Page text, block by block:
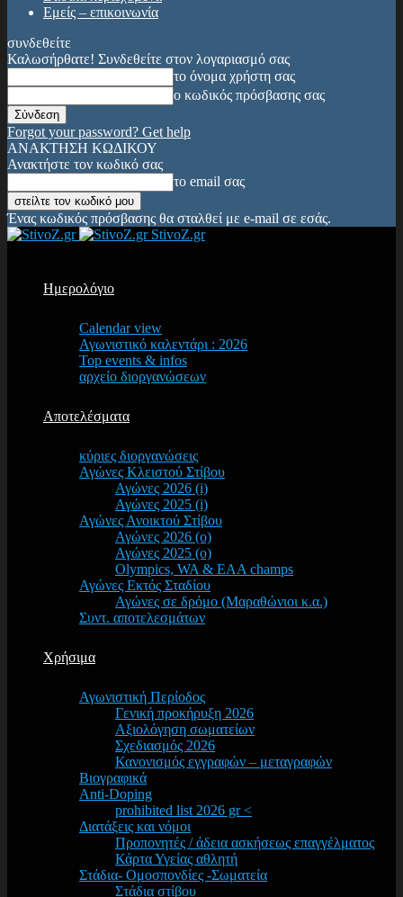
Εμείς – επικοινωνία
συνδεθείτε
Καλωσήρθατε! Συνδεθείτε στον λογαριασμό σας
το όνομα χρήστη σας
ο κωδικός πρόσβασης σας
Forgot your password? Get help
ΑΝΑΚΤΗΣΗ ΚΩΔΙΚΟΥ
Ανακτήστε τον κωδικό σας
το email σας
Ένας κωδικός πρόσβασης θα σταλθεί με e-mail σε εσάς.
StivoZ.gr
Ημερολόγιο
Calendar view
Αγωνιστικό καλεντάρι : 2026
Top events & infos
αρχείο διοργανώσεων
Αποτελέσματα
κύριες διοργανώσεις
Αγώνες Κλειστού Στίβου
Αγώνες 2026 (i)
Αγώνες 2025 (i)
Αγώνες Ανοικτού Στίβου
Αγώνες 2026 (o)
Αγώνες 2025 (o)
Olympics, WA & EAA champs
Αγώνες Εκτός Σταδίου
Αγώνες σε δρόμο (Μαραθώνιοι κ.α.)
Συντ. αποτελεσμάτων
Χρήσιμα
Αγωνιστική Περίοδος
Γενική προκήρυξη 2026
Αξιολόγηση σωματείων
Σχεδιασμός 2026
Κανονισμός εγγραφών – μεταγραφών
Βιογραφικά
Anti-Doping
prohibited list 2026 gr <
Διατάξεις και νόμοι
Προπονητές / άδεια ασκήσεως επαγγέλματος
Κάρτα Υγείας αθλητή
Στάδια- Ομοσπονδίες -Σωματεία
Στάδια στίβου